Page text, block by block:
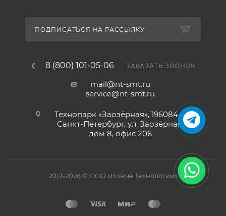
ПОДПИСАТЬСЯ НА РАССЫЛКУ
8 (800) 101-05-06 ЗАКАЗАТЬ ЗВОНОК
mail@nt-smt.ru
service@nt-smt.ru
Технопарк «Заозёрная», 196084, г.
Санкт-Петербург, ул. Заозёрная,
дом 8, офис 206
2012-2026 © ООО «Новые Технологии»